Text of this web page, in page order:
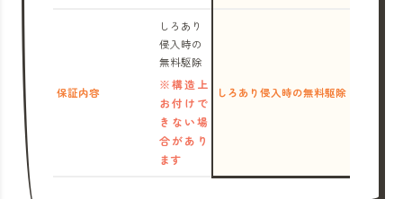
保証内容
しろあり
侵入時の
無料駆除
※構造上
お付けで
きない場
合があり
ます
しろあり侵入時の無料駆除